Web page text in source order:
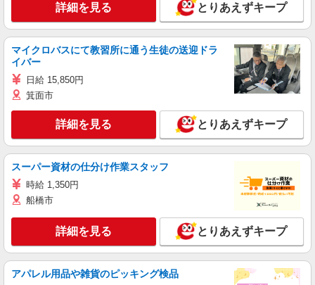
詳細を見る とりあえずキープ
マイクロバスにて教習所に通う生徒の送迎ドラ
イバー
日給 15,850円
箕面市
詳細を見る とりあえずキープ
スーパー資材の仕分け作業スタッフ
時給 1,350円
船橋市
詳細を見る とりあえずキープ
アパレル用品や雑貨のピッキング検品